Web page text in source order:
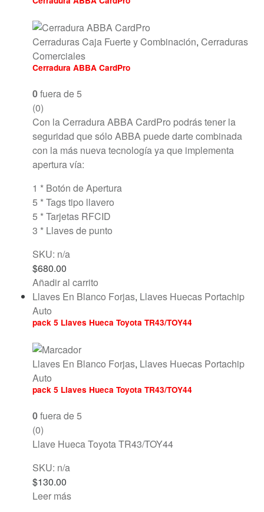
Cerraduras Caja Fuerte y Combinación, Cerraduras
Comerciales
Cerradura ABBA CardPro
0fuera de 5
(0)
Con la Cerradura ABBA CardPro podrás tener la
seguridad que sólo ABBA puede darte combinada
con la más nueva tecnología ya que implementa
apertura vía:
1 * Botón de Apertura
5 * Tags tipo llavero
5 * Tarjetas RFCID
3 * Llaves de punto
SKU: n/a
$680.00
Añadir al carrito
Llaves En Blanco Forjas, Llaves Huecas Portachip
Auto
pack 5 Llaves Hueca Toyota TR43/TOY44
Llaves En Blanco Forjas, Llaves Huecas Portachip
Auto
pack 5 Llaves Hueca Toyota TR43/TOY44
0fuera de 5
(0)
Llave Hueca Toyota TR43/TOY44
SKU: n/a
$130.00
Leer más